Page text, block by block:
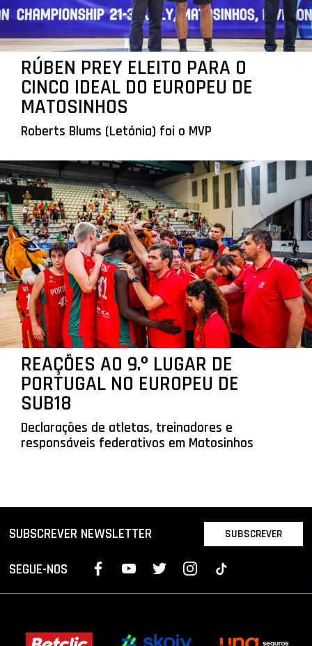
RÚBEN PREY ELEITO PARA O
CINCO IDEAL DO EUROPEU DE
MATOSINHOS
Roberts Blums (Letónia) foi o MVP
REAÇÕES AO 9.º LUGAR DE
PORTUGAL NO EUROPEU DE
SUB18
Declarações de atletas, treinadores e
responsáveis federativos em Matosinhos
SUBSCREVER NEWSLETTER SUBSCREVER
SEGUE-NOS